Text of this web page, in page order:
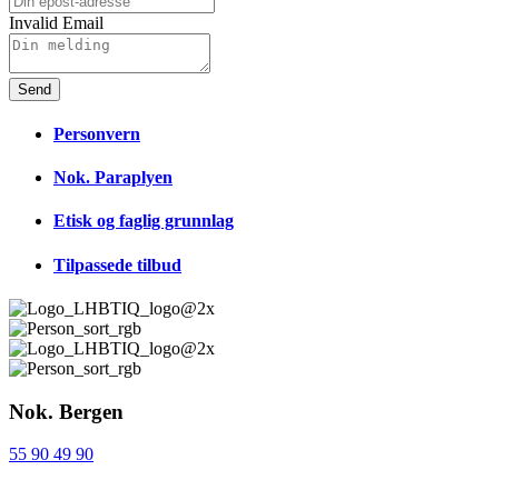
Invalid Email
Send
Personvern
Nok. Paraplyen
Etisk og faglig grunnlag
Tilpassede tilbud
Nok. Bergen
55 90 49 90